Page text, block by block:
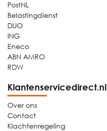
PostNL
Belastingdienst
DUO
ING
Eneco
ABN AMRO
RDW
Klantenservicedirect.nl
Over ons
Contact
Klachtenregeling